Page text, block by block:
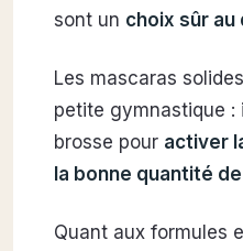
sont un choix sûr au
Les mascaras
petite gymnastique :
brosse pour activer
la bonne quantité
Quant aux formules